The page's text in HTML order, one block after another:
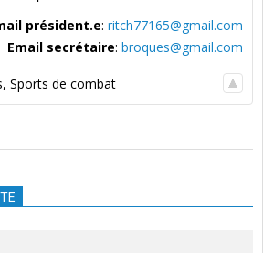
président.e: ritch77165@gmail.com
Email secrétaire: broques@gmail.com
, Sports de combat